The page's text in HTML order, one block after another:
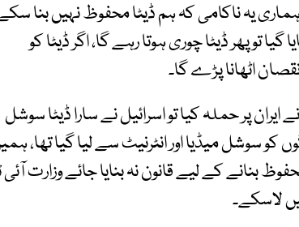
یہ ناکامی کہ ہم ڈیٹا محفوظ نہیں بنا
تو پھر ڈیٹا چوری ہوتا رہے گا، اگر ڈیٹا کو
اٹھانا پڑے گا۔
پر حملہ کیا تو اسرائیل نے سارا ڈیٹا سوشل
کو سوشل میڈیا اور انٹرنیٹ سے لیا گیا تھا،
بنانے کے لیے قانون نہ بنایا جائے وزارت
لاسکے۔